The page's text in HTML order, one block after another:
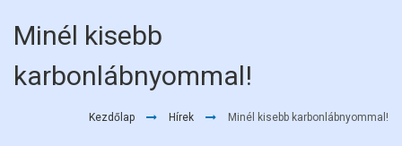
Minél kisebb
karbonlábnyommal!
Kezdőlap Hírek Minél kisebb karbonlábnyommal!